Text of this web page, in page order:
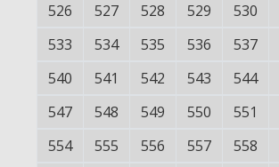
526
527 528 529 530
533
534 535 536 537
540
541 542 543 544
547
548 549 550 551
554
555 556 557 558